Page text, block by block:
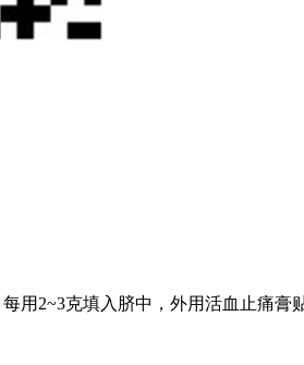
2~3克填入脐中，外用活血止痛膏